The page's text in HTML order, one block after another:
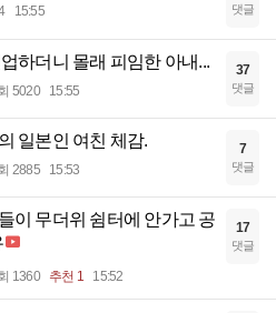
15:55 댓글
하더니 몰래 피임한 아내...
5020 15:55
37
댓글
일본인 여친 체감.
2885 15:53
7
댓글
이 무더위 쉼터에 안가고 공
1360 추천 1 15:52
17
댓글